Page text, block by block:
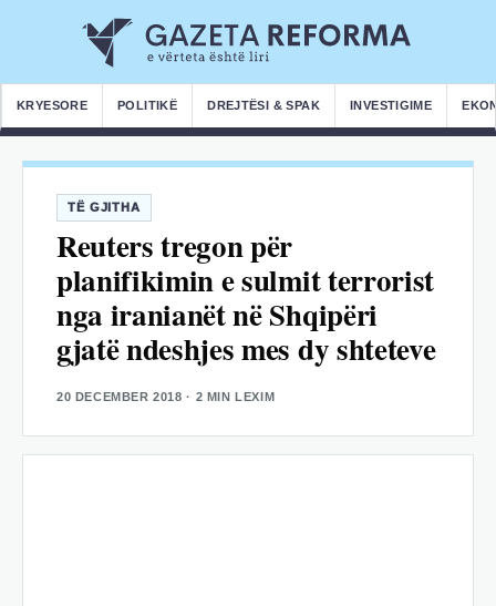
KRYESORE POLITIKË DREJTËSI & SPAK INVESTIGIME
TË GJITHA
Reuters tregon për
planifikimin e sulmit terrorist
nga iranianët në Shqipëri
gjatë ndeshjes mes dy shteteve
20 DECEMBER 2018 · 2 MIN LEXIM